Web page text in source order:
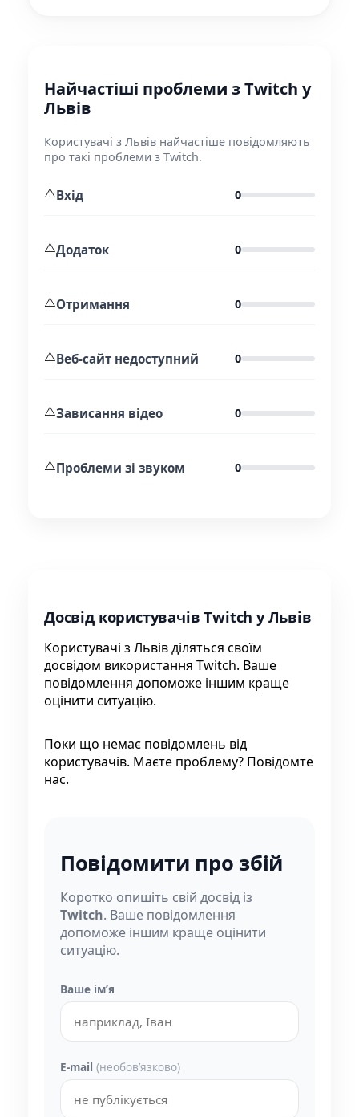
Найчастіші проблеми з Twitch у
Львів
Користувачі з Львів найчастіше повідомляють
про такі проблеми з Twitch.
⚠️Вхід 0
⚠️Додаток 0
⚠️Отримання 0
⚠️Веб-сайт недоступний 0
⚠️Зависання відео 0
⚠️Проблеми зі звуком 0
Досвід користувачів Twitch у Львів
Користувачі з Львів діляться своїм
досвідом використання Twitch. Ваше
повідомлення допоможе іншим краще
оцінити ситуацію.
Поки що немає повідомлень від
користувачів. Маєте проблему? Повідомте
нас.
Повідомити про збій
Коротко опишіть свій досвід із
Twitch. Ваше повідомлення
допоможе іншим краще оцінити
ситуацію.
Ваше імʼя
E-mail (необовʼязково)